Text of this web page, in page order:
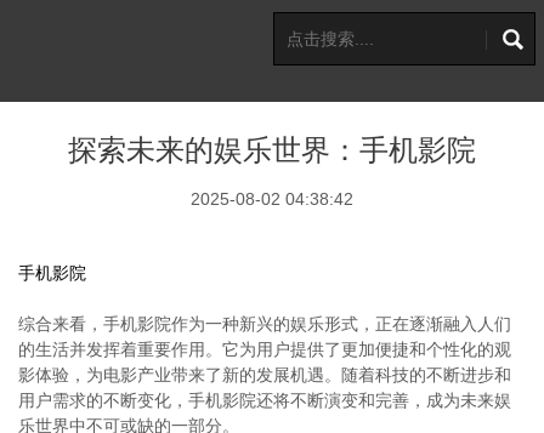
探索未来的娱乐世界：手机影院
2025-08-02 04:38:42
手机影院
综合来看，手机影院作为一种新兴的娱乐形式，正在逐渐融入人们
的生活并发挥着重要作用。它为用户提供了更加便捷和个性化的观
影体验，为电影产业带来了新的发展机遇。随着科技的不断进步和
用户需求的不断变化，手机影院还将不断演变和完善，成为未来娱
乐世界中不可或缺的一部分。